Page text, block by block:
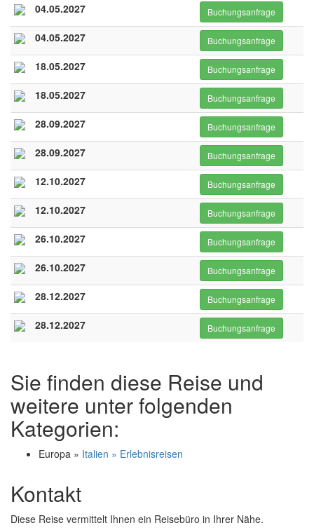
04.05.2027 Buchungsanfrage
04.05.2027 Buchungsanfrage
18.05.2027 Buchungsanfrage
18.05.2027 Buchungsanfrage
28.09.2027 Buchungsanfrage
28.09.2027 Buchungsanfrage
12.10.2027 Buchungsanfrage
12.10.2027 Buchungsanfrage
26.10.2027 Buchungsanfrage
26.10.2027 Buchungsanfrage
28.12.2027 Buchungsanfrage
28.12.2027 Buchungsanfrage
Sie finden diese Reise und
weitere unter folgenden
Kategorien:
Europa » Italien » Erlebnisreisen
Kontakt
Diese Reise vermittelt Ihnen ein Reisebüro in Ihrer Nähe.